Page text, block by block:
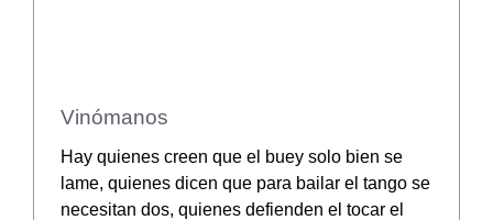
Vinómanos
Hay quienes creen que el buey solo bien se
lame, quienes dicen que para bailar el tango se
necesitan dos, quienes defienden el tocar el